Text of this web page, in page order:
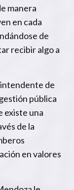
manera
en cada
de
recibir algo a
intendente de
pública
existe una
de la
en valores